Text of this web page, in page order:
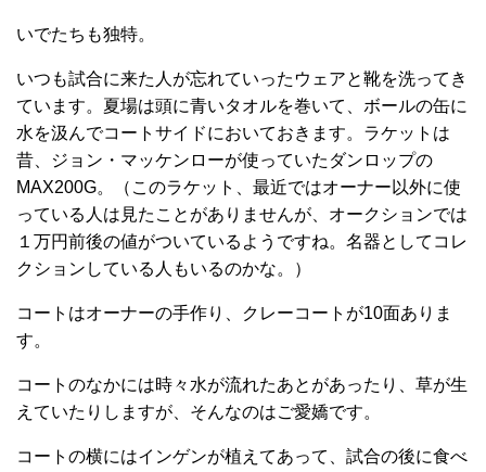
いでたちも独特。
いつも試合に来た人が忘れていったウェアと靴を洗ってき
ています。夏場は頭に青いタオルを巻いて、ボールの缶に
水を汲んでコートサイドにおいておきます。ラケットは
昔、ジョン・マッケンローが使っていたダンロップの
MAX200G。（このラケット、最近ではオーナー以外に使
っている人は見たことがありませんが、オークションでは
１万円前後の値がついているようですね。名器としてコレ
クションしている人もいるのかな。）
コートはオーナーの手作り、クレーコートが10面ありま
す。
コートのなかには時々水が流れたあとがあったり、草が生
えていたりしますが、そんなのはご愛嬌です。
コートの横にはインゲンが植えてあって、試合の後に食べ